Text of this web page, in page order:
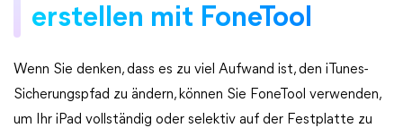
erstellen mit FoneTool
Wenn Sie denken, dass es zu viel Aufwand ist, den iTunes-
Sicherungspfad zu ändern, können Sie FoneTool verwenden,
um Ihr iPad vollständig oder selektiv auf der Festplatte zu